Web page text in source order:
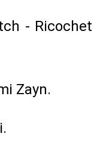
- Ricochet
Zayn.